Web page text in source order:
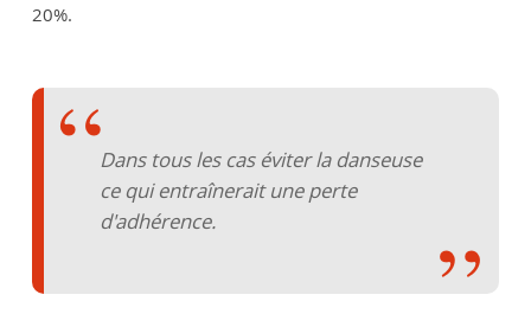
20%.
Dans tous les cas éviter la danseuse
ce qui entraînerait une perte
d'adhérence.